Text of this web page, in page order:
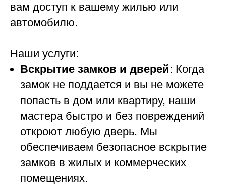
вам доступ к вашему жилью или
автомобилю.
Наши услуги:
Вскрытие замков и дверей: Когда
замок не поддается и вы не можете
попасть в дом или квартиру, наши
мастера быстро и без повреждений
откроют любую дверь. Мы
обеспечиваем безопасное вскрытие
замков в жилых и коммерческих
помещениях.